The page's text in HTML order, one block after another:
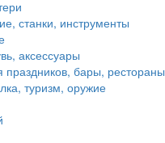
станки, инструменты
аксессуары
праздников, бары, рестораны
туризм, оружие